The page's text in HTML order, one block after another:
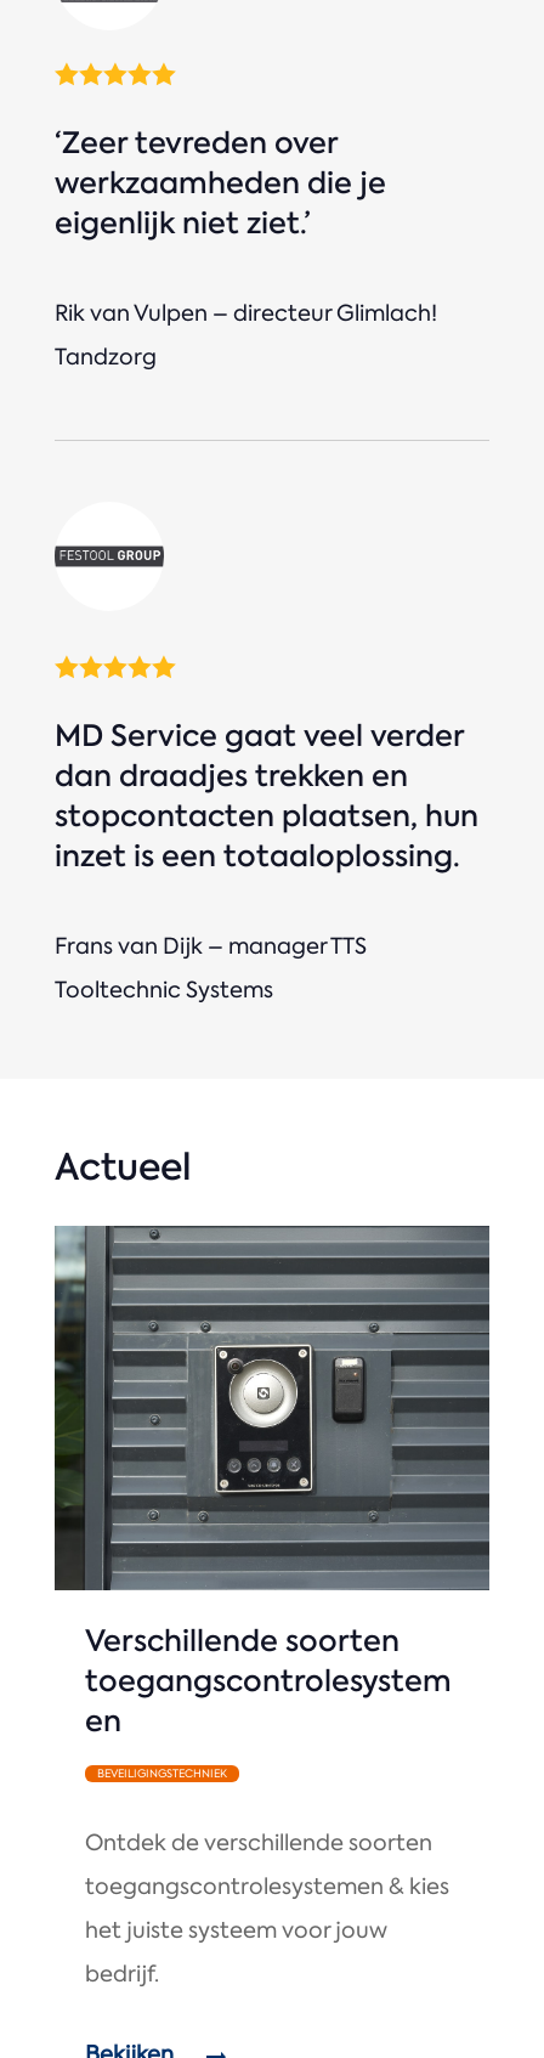

‘Zeer tevreden over
werkzaamheden die je
eigenlijk niet ziet.’
Rik van Vulpen – directeur Glimlach!
Tandzorg

MD Service gaat veel verder
dan draadjes trekken en
stopcontacten plaatsen, hun
inzet is een totaaloplossing.
Frans van Dijk – manager TTS
Tooltechnic Systems
Actueel
Verschillende soorten
toegangscontrolesystem
en
BEVEILIGINGSTECHNIEK
Ontdek de verschillende soorten
toegangscontrolesystemen & kies
het juiste systeem voor jouw
bedrijf.